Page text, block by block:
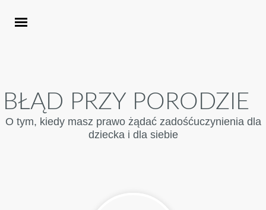
BŁĄD PRZY PORODZIE
O tym, kiedy masz prawo żądać zadośćuczynienia dla
dziecka i dla siebie